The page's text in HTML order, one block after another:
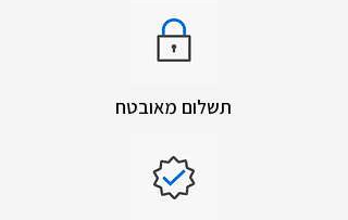
תשלום מאובטח